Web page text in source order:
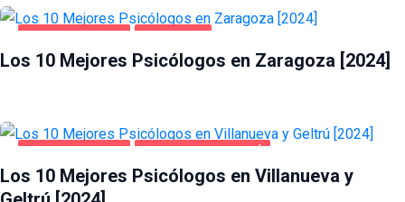
SALUD Y BELLEZA ZARAGOZA
Los 10 Mejores Psicólogos en Zaragoza [2024]
SALUD Y BELLEZA VILLANUEVA Y GELTRÚ
Los 10 Mejores Psicólogos en Villanueva y